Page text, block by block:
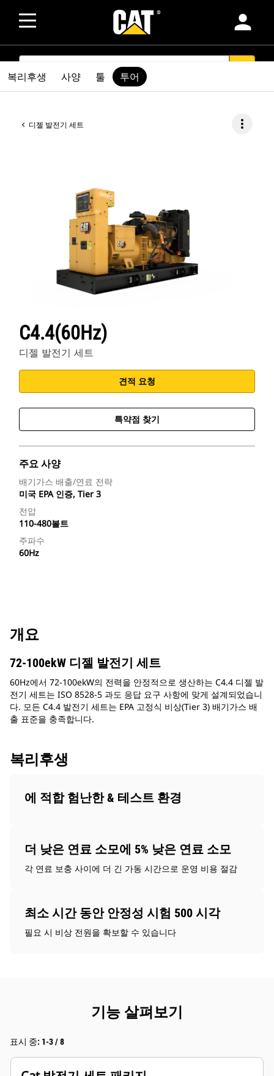
person
SEARCH
디젤 발전기 세트 more_vert
C4.4(60Hz)
디젤 발전기 세트
견적 요청
특약점 찾기
주요 사양
배기가스 배출/연료 전략
미국 EPA 인증, Tier 3
전압
110-480볼트
주파수
60Hz
복리후생 사양 툴 투어
개요
72-100ekW 디젤 발전기 세트
60Hz에서 72-100ekW의 전력을 안정적으로 생산하는 C4.4 디젤 발
전기 세트는 ISO 8528-5 과도 응답 요구 사항에 맞게 설계되었습니
다. 모든 C4.4 발전기 세트는 EPA 고정식 비상(Tier 3) 배기가스 배
출 표준을 충족합니다.
복리후생
에 적합 험난한 & 테스트 환경
더 낮은 연료 소모에 5% 낮은 연료 소모
각 연료 보충 사이에 더 긴 가동 시간으로 운영 비용 절감
최소 시간 동안 안정성 시험 500 시각
필요 시 비상 전원을 확보할 수 있습니다
기능 살펴보기
표시 중: 1-3 / 8